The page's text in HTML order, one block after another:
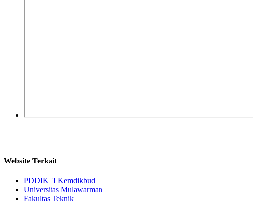
Website Terkait
PDDIKTI Kemdikbud
Universitas Mulawarman
Fakultas Teknik